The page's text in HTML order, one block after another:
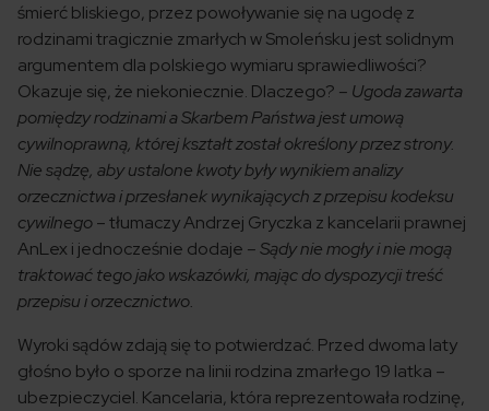
śmierć bliskiego, przez powoływanie się na ugodę z
rodzinami tragicznie zmarłych w Smoleńsku jest solidnym
argumentem dla polskiego wymiaru sprawiedliwości?
Okazuje się, że niekoniecznie. Dlaczego? – Ugoda zawarta
pomiędzy rodzinami a Skarbem Państwa jest umową
cywilnoprawną, której kształt został określony przez strony.
Nie sądzę, aby ustalone kwoty były wynikiem analizy
orzecznictwa i przesłanek wynikających z przepisu kodeksu
cywilnego– tłumaczy Andrzej Gryczka z kancelarii prawnej
AnLex i jednocześnie dodaje – Sądy nie mogły i nie mogą
traktować tego jako wskazówki, mając do dyspozycji treść
przepisu i orzecznictwo.
Wyroki sądów zdają się to potwierdzać. Przed dwoma laty
głośno było o sporze na linii rodzina zmarłego 19 latka –
ubezpieczyciel. Kancelaria, która reprezentowała rodzinę,